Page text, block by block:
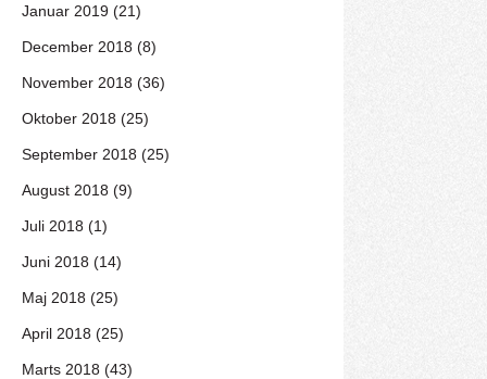
Januar 2019 (21)
December 2018 (8)
November 2018 (36)
Oktober 2018 (25)
September 2018 (25)
August 2018 (9)
Juli 2018 (1)
Juni 2018 (14)
Maj 2018 (25)
April 2018 (25)
Marts 2018 (43)